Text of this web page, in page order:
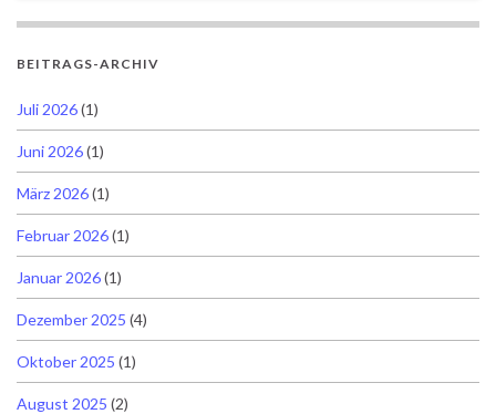
BEITRAGS-ARCHIV
Juli 2026(1)
Juni 2026(1)
März 2026(1)
Februar 2026(1)
Januar 2026(1)
Dezember 2025 (4)
Oktober 2025 (1)
August 2025 (2)